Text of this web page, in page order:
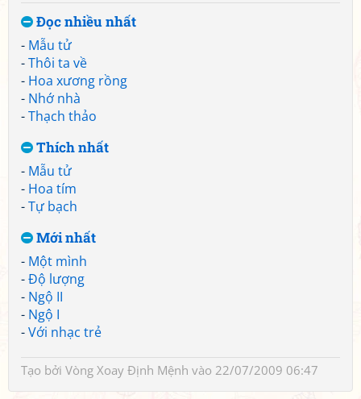
Đọc nhiều nhất
- Mẫu tử
-Thôi ta về
- Hoa xương rồng
- Nhớ nhà
-Thạch thảo
Thích nhất
- Mẫu tử
- Hoa tím
-Tự bạch
Mới nhất
- Một mình
-Độ lượng
- Ngộ II
- Ngộ I
-Với nhạc trẻ
Tạo bởi Vòng Xoay Định Mệnh vào 22/07/2009 06:47